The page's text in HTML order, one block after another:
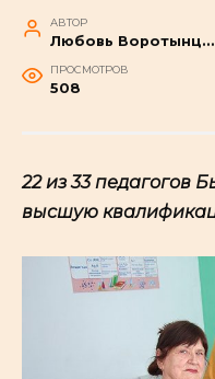
АВТОР
Любовь Воротынцева
ПРОСМОТРОВ
508
22 из 33 педагогов
высшую